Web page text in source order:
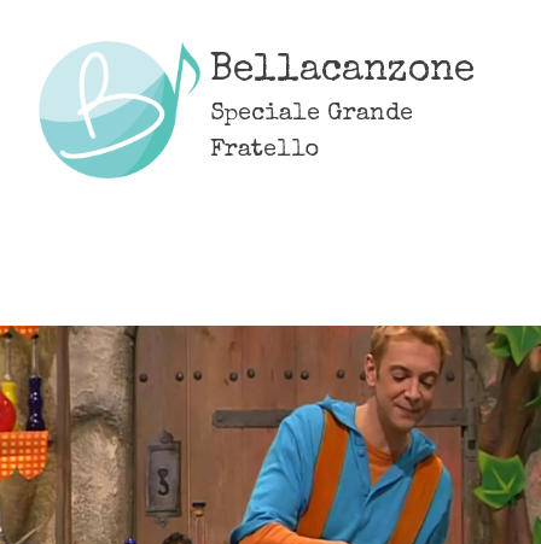
content
Bellacanzone
Speciale Grande
Fratello